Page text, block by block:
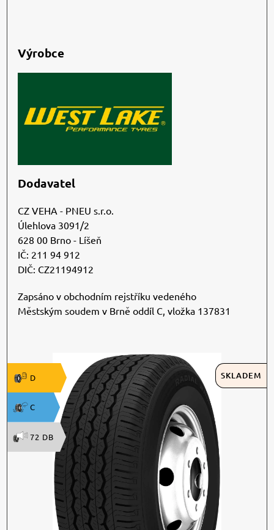
SKLADEM
D
C
72 DB
Výrobce
Dodavatel
CZ VEHA - PNEU s.r.o.
Úlehlova 3091/2
628 00 Brno - Líšeň
IČ: 211 94 912
DIČ: CZ21194912
Zapsáno v obchodním rejstříku vedeného
Městským soudem v Brně oddíl C, vložka 137831